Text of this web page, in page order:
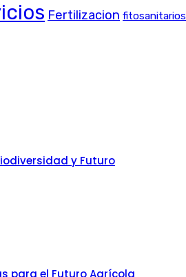
Fertilizacion fitosanitarios
y Futuro
para el Futuro Agrícola